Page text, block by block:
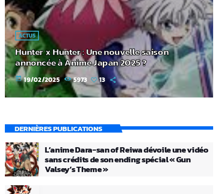
ACTUS
Hunter x Hunter : Une nouvelle saison
annoncée à Anime Japan 2025 ?
today 19/02/2025 5973 13
DERNIÈRES PUBLICATIONS
L’anime Dara-san of Reiwa dévoile une vidéo
sans crédits de son ending spécial « Gun
Valsey’s Theme »